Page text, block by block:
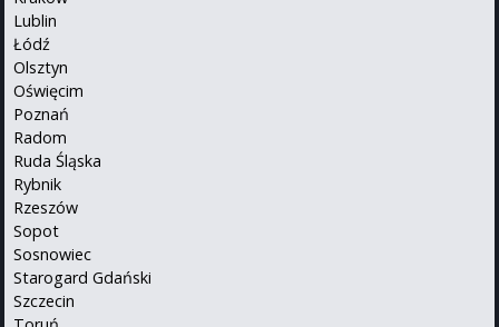
Lublin
Łódź
Olsztyn
Oświęcim
Poznań
Radom
Ruda Śląska
Rybnik
Rzeszów
Sopot
Sosnowiec
Starogard Gdański
Szczecin